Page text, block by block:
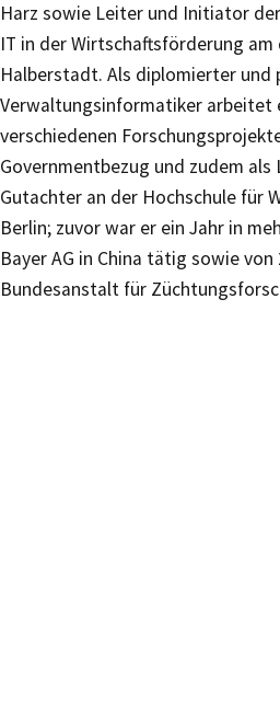
Harz sowie Leiter und Initiator
IT in der Wirtschaftsförderung
Halberstadt. Als diplomierter und
Verwaltungsinformatiker arbeitet
verschiedenen
Governmentbezug und zudem
Gutachter an der Hochschule für
Berlin; zuvor war er ein Jahr in
Bayer AG in China tätig sowie
Bundesanstalt für